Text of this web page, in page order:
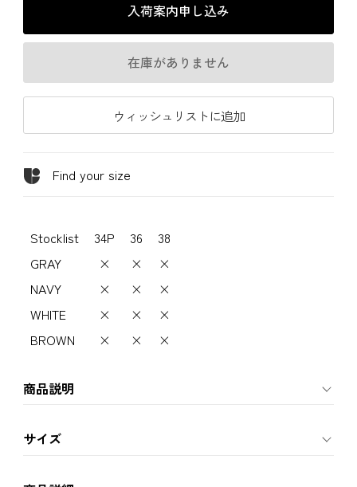
入荷案内申し込み
在庫がありません
ウィッシュリストに追加
Find your size
Stocklist 34P 36
38
GRAY
× ×
×
NAVY
× ×
×
WHITE
× ×
×
BROWN
× × ×
商品説明
サイズ